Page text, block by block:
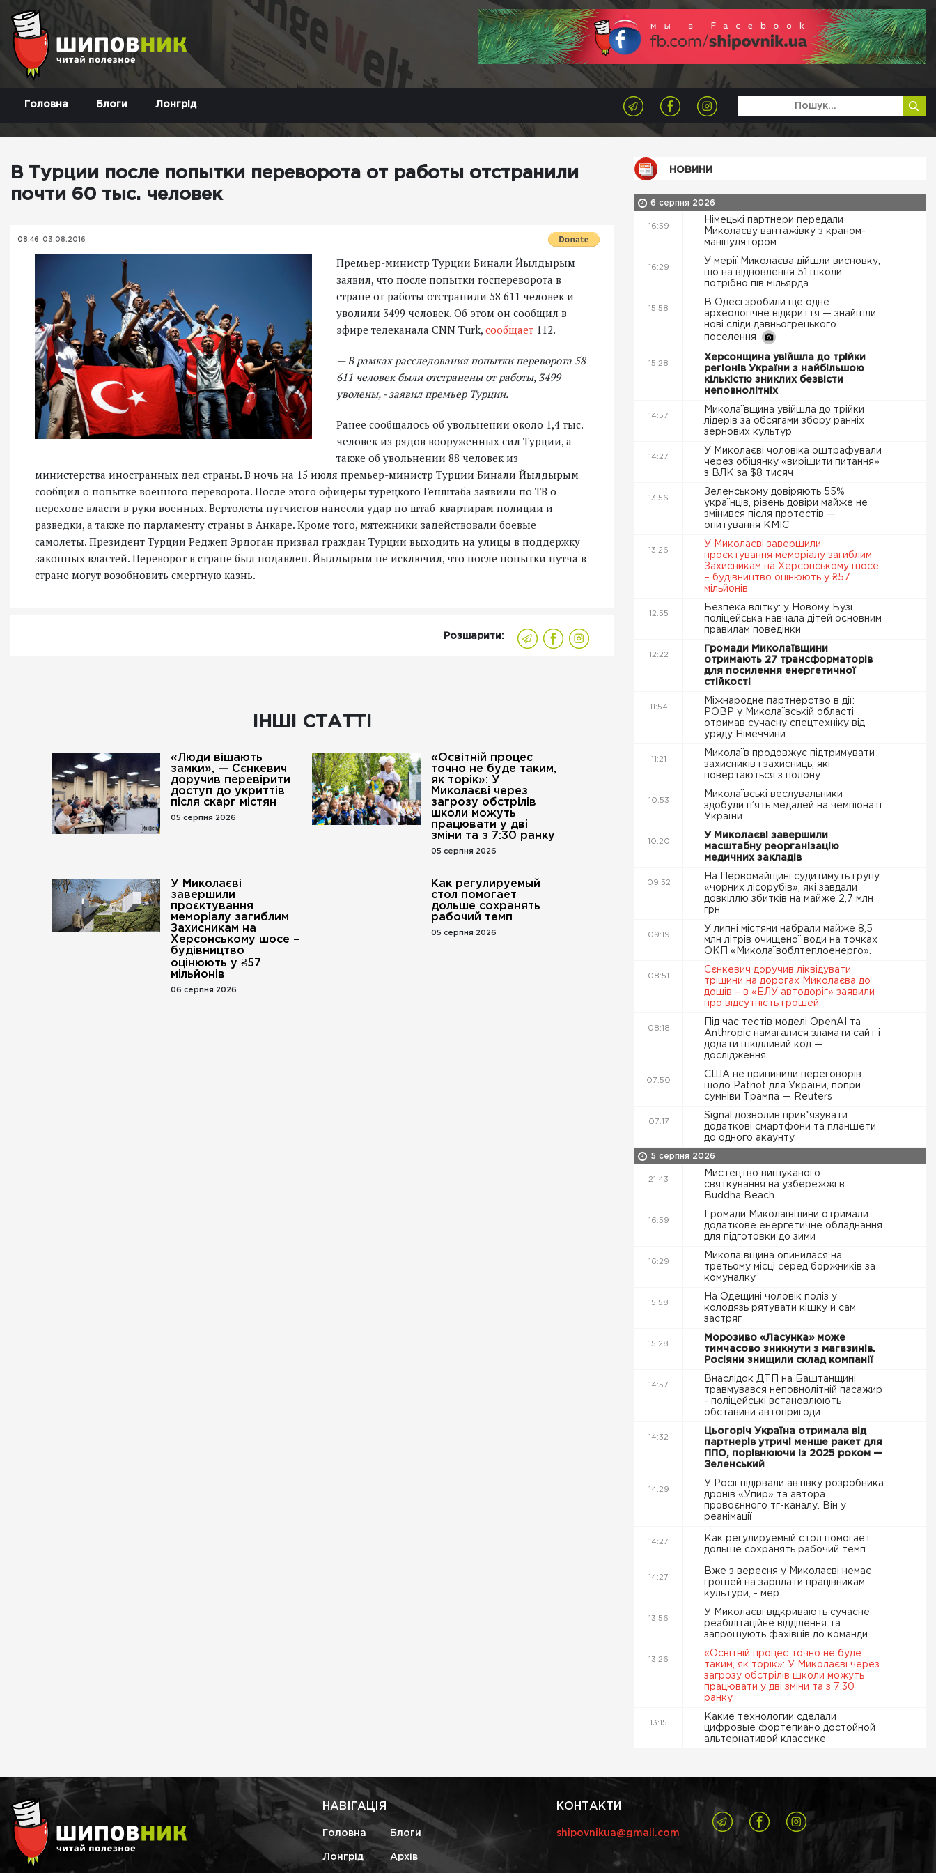
Головна Блоги Лонгрід
В Турции после попытки переворота от работы отстранили
почти 60 тыс. человек
08:46 03.08.2016
Премьер-министр Турции Бинали Йылдырым
заявил, что после попытки госпереворота в
стране от работы отстранили 58 611 человек и
уволили 3499 человек. Об этом он сообщил в
эфире телеканала CNN Turk, сообщает 112.
— В рамках расследования попытки переворота 58
611 человек были отстранены от работы, 3499
уволены, - заявил премьер Турции.
Ранее сообщалось об увольнении около 1,4 тыс.
человек из рядов вооруженных сил Турции, а
также об увольнении 88 человек из
министерства иностранных дел страны. В ночь на 15 июля премьер-министр Турции Бинали Йылдырым
сообщил о попытке военного переворота. После этого офицеры турецкого Генштаба заявили по ТВ о
переходе власти в руки военных. Вертолеты путчистов нанесли удар по штаб-квартирам полиции и
разведки, а также по парламенту страны в Анкаре. Кроме того, мятежники задействовали боевые
самолеты. Президент Турции Реджеп Эрдоган призвал граждан Турции выходить на улицы в поддержку
законных властей. Переворот в стране был подавлен. Йылдырым не исключил, что после попытки путча в
стране могут возобновить смертную казнь.
Розшарити:
ІНШІ СТАТТІ
«Люди вішають
замки», — Сєнкевич
доручив перевірити
доступ до укриттів
після скарг містян
05 серпня 2026
«Освітній процес
точно не буде таким,
як торік»: У
Миколаєві через
загрозу обстрілів
школи можуть
працювати у дві
зміни та з 7:30 ранку
05 серпня 2026
У Миколаєві
завершили
проєктування
меморіалу загиблим
Захисникам на
Херсонському шосе –
будівництво
оцінюють у ₴57
мільйонів
06 серпня 2026
Как регулируемый
стол помогает
дольше сохранять
рабочий темп
05 серпня 2026
НОВИНИ
6 серпня 2026
16:59
Німецькі партнери передали
Миколаєву вантажівку з краном-
маніпулятором
16:29
У мерії Миколаєва дійшли висновку,
що на відновлення 51 школи
потрібно пів мільярда
15:58
В Одесі зробили ще одне
археологічне відкриття — знайшли
нові сліди давньогрецького
поселення
15:28
Херсонщина увійшла до трійки
регіонів України з найбільшою
кількістю зниклих безвісти
неповнолітніх
14:57
Миколаївщина увійшла до трійки
лідерів за обсягами збору ранніх
зернових культур
14:27
У Миколаєві чоловіка оштрафували
через обіцянку «вирішити питання»
з ВЛК за $8 тисяч
13:56
Зеленському довіряють 55%
українців, рівень довіри майже не
змінився після протестів —
опитування КМІС
13:26
У Миколаєві завершили
проєктування меморіалу загиблим
Захисникам на Херсонському шосе
– будівництво оцінюють у ₴57
мільйонів
12:55
Безпека влітку: у Новому Бузі
поліцейська навчала дітей основним
правилам поведінки
12:22
Громади Миколаївщини
отримають 27 трансформаторів
для посилення енергетичної
стійкості
11:54
Міжнародне партнерство в дії:
РОВР у Миколаївській області
отримав сучасну спецтехніку від
уряду Німеччини
11:21
Миколаїв продовжує підтримувати
захисників і захисниць, які
повертаються з полону
10:53
Миколаївські веслувальники
здобули п’ять медалей на чемпіонаті
України
10:20
У Миколаєві завершили
масштабну реорганізацію
медичних закладів
09:52
На Первомайщині судитимуть групу
«чорних лісорубів», які завдали
довкіллю збитків на майже 2,7 млн
грн
09:19
У липні містяни набрали майже 8,5
млн літрів очищеної води на точках
ОКП «Миколаївоблтеплоенерго».
08:51
Сєнкевич доручив ліквідувати
тріщини на дорогах Миколаєва до
дощів – в «ЕЛУ автодоріг» заявили
про відсутність грошей
08:18
Під час тестів моделі OpenAI та
Anthropic намагалися зламати сайт і
додати шкідливий код —
дослідження
07:50
США не припинили переговорів
щодо Patriot для України, попри
сумніви Трампа — Reuters
07:17
Signal дозволив привʼязувати
додаткові смартфони та планшети
до одного акаунту
5 серпня 2026
21:43
Мистецтво вишуканого
святкування на узбережжі в
Buddha Beach
16:59
Громади Миколаївщини отримали
додаткове енергетичне обладнання
для підготовки до зими
16:29
Миколаївщина опинилася на
третьому місці серед боржників за
комуналку
15:58
На Одещині чоловік поліз у
колодязь рятувати кішку й сам
застряг
15:28
Морозиво «Ласунка» може
тимчасово зникнути з магазинів.
Росіяни знищили склад компанії
14:57
Внаслідок ДТП на Баштанщині
травмувався неповнолітній пасажир
- поліцейські встановлюють
обставини автопригоди
14:32
Цьогоріч Україна отримала від
партнерів утричі менше ракет для
ППО, порівнюючи із 2025 роком —
Зеленський
14:29
У Росії підірвали автівку розробника
дронів «Упир» та автора
провоєнного тг-каналу. Він у
реанімації
14:27
Как регулируемый стол помогает
дольше сохранять рабочий темп
14:27
Вже з вересня у Миколаєві немає
грошей на зарплати працівникам
культури, - мер
13:56
У Миколаєві відкривають сучасне
реабілітаційне відділення та
запрошують фахівців до команди
13:26
«Освітній процес точно не буде
таким, як торік»: У Миколаєві через
загрозу обстрілів школи можуть
працювати у дві зміни та з 7:30
ранку
13:15
Какие технологии сделали
цифровые фортепиано достойной
альтернативой классике
НАВІГАЦІЯ
Головна Блоги
Лонгрід Архів
КОНТАКТИ
shipovnikua@gmail.com